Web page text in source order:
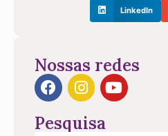
LinkedIn
Nossas redes
Pesquisa